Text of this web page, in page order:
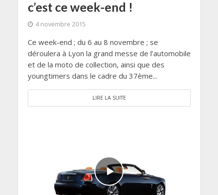
c’est ce week-end !
4 novembre 2015
Ce week-end ; du 6 au 8 novembre ; se
déroulera à Lyon la grand messe de l’automobile
et de la moto de collection, ainsi que des
youngtimers dans le cadre du 37ème...
LIRE LA SUITE